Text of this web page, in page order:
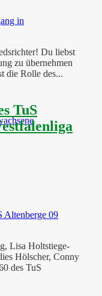
Du liebst
zu übernehmen
die Rolle des...
TuS
Lisa Holtstiege-
Hölscher, Conny
des TuS